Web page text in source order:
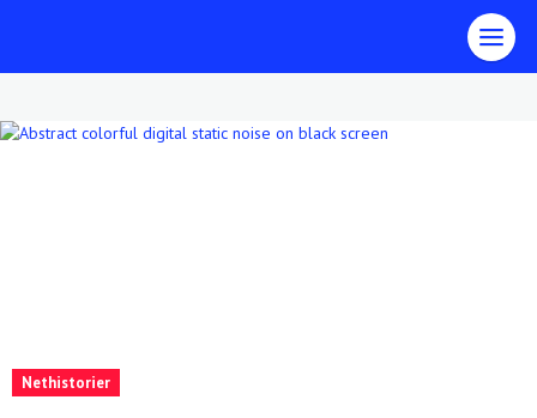
Nethistorier